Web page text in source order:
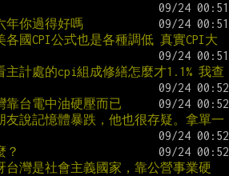
年你過得好嗎
各國CPI公式也是各種調低 真實CPI大
主計處的cpi組成修繕怎麼才1.1% 我查
靠台電中油硬壓而已
友說記憶體暴跌，他也很存疑。拿單一
？
台灣是社會主義國家，靠公營事業硬